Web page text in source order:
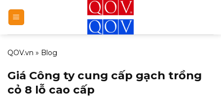
qua
nội
dung
QOV.vn » Blog
Giá Công ty cung cấp gạch trồng
cỏ 8 lỗ cao cấp